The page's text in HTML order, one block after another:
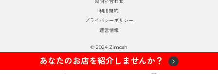
利用規約
プライバシーポリシー
運営情報
© 2024 Zimosh
あなたのお店を紹介しませんか？